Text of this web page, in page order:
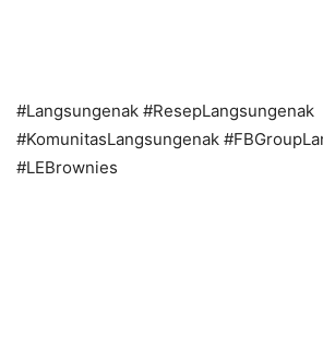
#Langsungenak #ResepLangsungenak
#KomunitasLangsungenak
#LEBrownies